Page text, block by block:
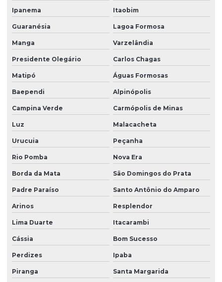
Ipanema Itaobim
Guaranésia Lagoa Formosa
Manga Varzelândia
Presidente Olegário Carlos Chagas
Matipó Águas Formosas
Baependi Alpinópolis
Campina Verde Carmópolis de Minas
Luz Malacacheta
Urucuia Peçanha
Rio Pomba Nova Era
Borda da Mata São Domingos do Prata
Padre Paraíso Santo Antônio do Amparo
Arinos Resplendor
Lima Duarte Itacarambi
Cássia Bom Sucesso
Perdizes Ipaba
Piranga Santa Margarida